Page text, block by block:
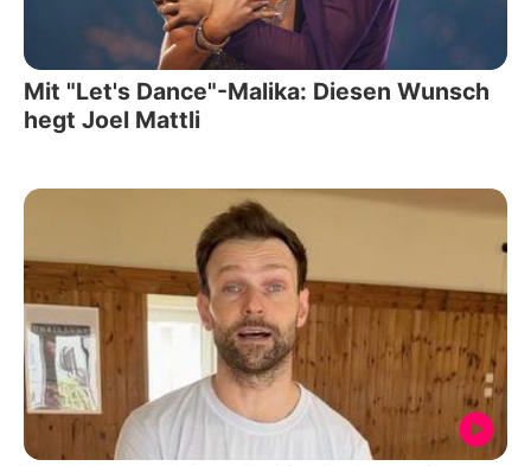
Mit "Let's Dance"-Malika: Diesen Wunsch
hegt Joel Mattli